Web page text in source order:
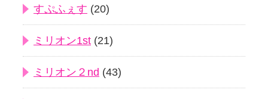
すぷふぇす (20)
ミリオン1st (21)
ミリオン２nd (43)